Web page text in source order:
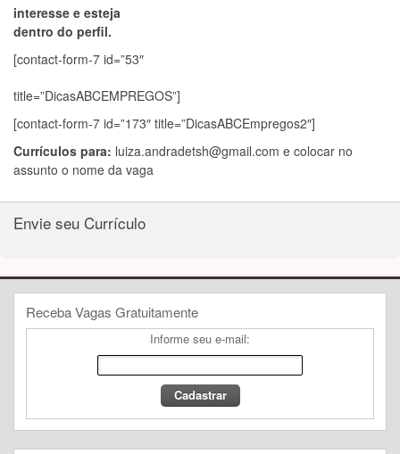
interesse e esteja
dentro do perfil.
[contact-form-7 id=”53″
title=”DicasABCEMPREGOS”]
[contact-form-7 id=”173″ title=”DicasABCEmpregos2″]
Currículos para: luiza.andradetsh@gmail.com e colocar no
assunto o nome da vaga
Envie seu Currículo
Receba Vagas Gratuitamente
Informe seu e-mail: